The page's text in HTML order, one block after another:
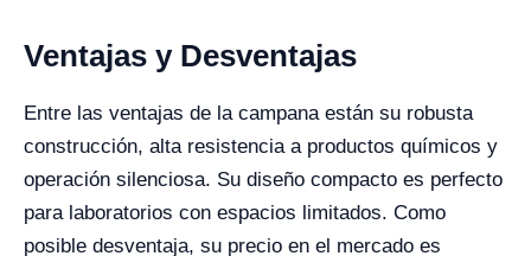
Ventajas y Desventajas
Entre las ventajas de la campana están su robusta
construcción, alta resistencia a productos químicos y
operación silenciosa. Su diseño compacto es perfecto
para laboratorios con espacios limitados. Como
posible desventaja, su precio en el mercado es